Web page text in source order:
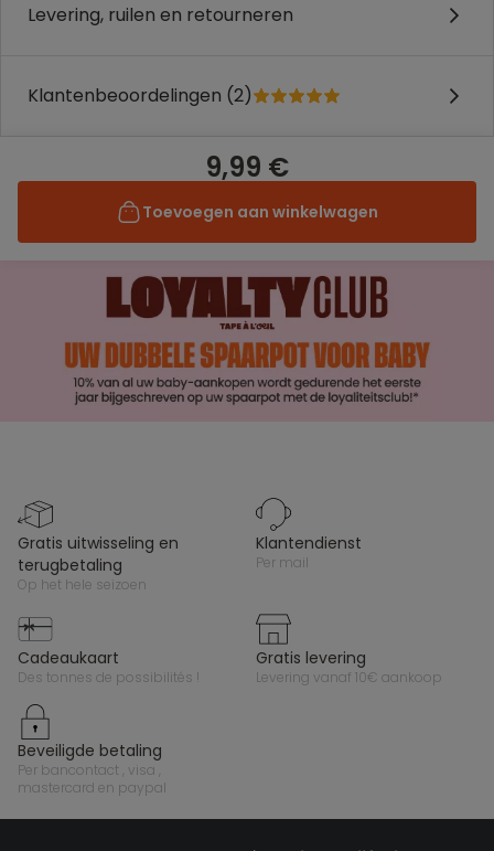
Levering, ruilen en retourneren
Klantenbeoordelingen (2)
9,99 €
Toevoegen aan winkelwagen
gratis uitwisseling en
terugbetaling
op het hele seizoen
klantendienst
per mail
cadeaukaart
des tonnes de possibilités !
gratis levering
levering vanaf 10€ aankoop
beveiligde betaling
per bancontact , visa ,
mastercard en paypal